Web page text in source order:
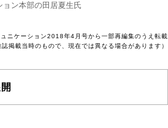
ョン本部の田居夏生氏
ニケーション2018年4月号から一部再編集のうえ転載
誌掲載当時のもので、現在では異なる場合があります）